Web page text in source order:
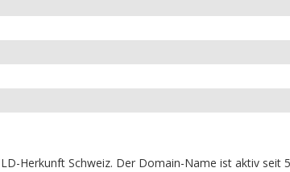
Herkunft Schweiz. Der Domain-Name ist aktiv seit